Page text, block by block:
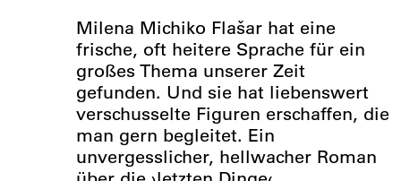
Milena Michiko Flašar hat eine
frische, oft heitere Sprache für ein
großes Thema unserer Zeit
gefunden. Und sie hat liebenswert
verschusselte Figuren erschaffen, die
man gern begleitet. Ein
unvergesslicher, hellwacher Roman